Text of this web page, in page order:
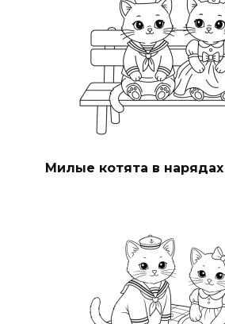
Милые котята в нарядах